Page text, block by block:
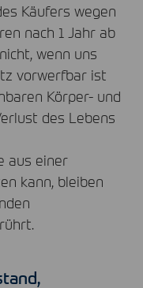
Käufers wegen
nach 1 Jahr ab
wenn uns
vorwerfbar ist
Körper- und
des Lebens
aus einer
kann, bleiben